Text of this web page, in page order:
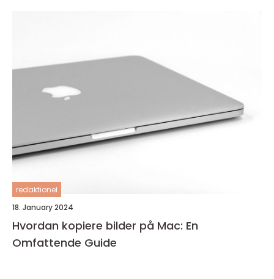
redaktionel
18. January 2024
Hvordan kopiere bilder på Mac: En
Omfattende Guide